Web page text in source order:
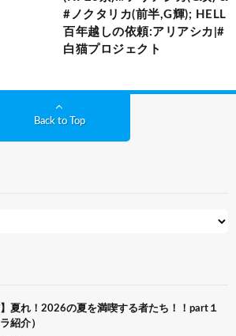
#ノクタリカ(前半,G輝); HELL
百年越しの依頼:アリアシカ|#
白猫プロジェクト
Back to Top
】夏れ！2026の夏を満喫する者たち！！part１
紹介）